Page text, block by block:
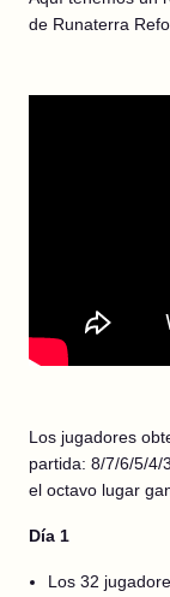
de Runaterra
Los jugadores
partida: 8/7/6/5/4/
el octavo lugar
Día 1
Los 32